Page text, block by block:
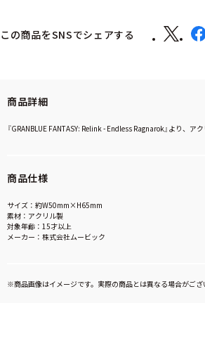
この商品をSNSでシェアする
商品詳細
『GRANBLUE FANTASY: Relink - Endless Ragnarok』より、ア
商品仕様
サイズ：約W50mm×H65mm
素材：アクリル製
対象年齢：15才以上
メーカー：株式会社ムービック
※商品画像はイメージです。実際の商品とは異なる場合がござ